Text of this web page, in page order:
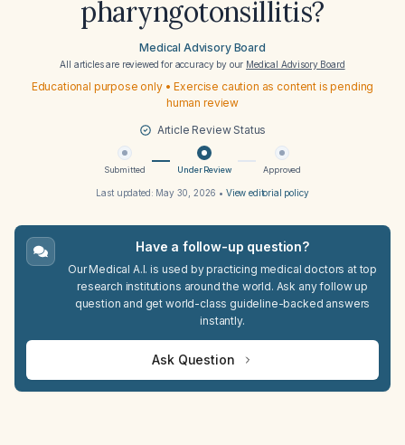
pharyngotonsillitis?
Medical Advisory Board
All articles are reviewed for accuracy by our Medical Advisory Board
Educational purpose only • Exercise caution as content is pending
human review
Article Review Status
Submitted Under Review Approved
Last updated: May 30, 2026 • View editorial policy
Have a follow-up question?
Our Medical A.I. is used by practicing medical doctors at top
research institutions around the world. Ask any follow up
question and get world-class guideline-backed answers
instantly.
Ask Question